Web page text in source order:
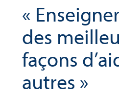
«
des
façons
autres »